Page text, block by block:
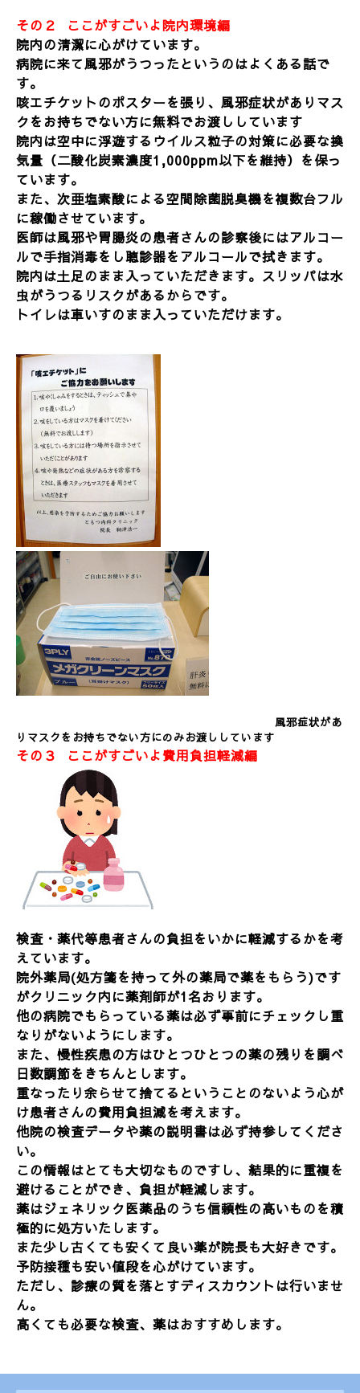
その２ ここがすごいよ院内環境編
院内の清潔に心がけています。
病院に来て風邪がうつったというのはよくある話で
す。
咳エチケットのポスターを張り、 風邪症状がありマス
クをお持ちでない方に無料でお渡ししています
院内は空中に浮遊する ウイルス粒子の対策に必要な換
気量（二酸化炭素濃度1,000ppm以下を維持）を保っ
ています。
また、次亜塩素酸による空間除菌脱臭機を複数台フル
に稼働させています。
医師は風邪や胃腸炎の患者さんの診察後にはアルコー
ルで手指消毒をし聴診器をアルコールで拭きます。
院内は土足のまま入っていただきます。スリッパは水
虫がうつるリスクがあるからです。
トイレは車いすのまま入っていただけます。
風邪症状があ
りマスクをお持ちでない方にのみお渡ししています
その３ ここがすごいよ費用負担軽減編
検査・薬代等患者さんの負担をいかに軽減するかを考
えています。
院外薬局(処方箋を持って外の薬局で薬をもらう)です
がクリニック内に薬剤師が1名おります。
他の病院でもらっている薬は必ず事前にチェックし重
なりがないようにします。
また、慢性疾患の方はひとつひとつの薬の残りを調べ
日数調節をきちんとします。
重なったり余らせて捨てるということのないよう心が
け患者さんの費用負担減を考えます。
他院の検査データや薬の説明書は必ず持参してくださ
い。
この情報はとても大切なものですし、結果的に重複を
避けることができ、負担が軽減します。
薬はジェネリック医薬品のうち信頼性の高いものを積
極的に処方いたします。
また少し古くても安くて良い薬が院長も大好きです。
予防接種も安い値段を心がけています。
ただし、診療の質を落とすディスカウントは行いませ
ん。
高くても必要な検査、薬はおすすめします。